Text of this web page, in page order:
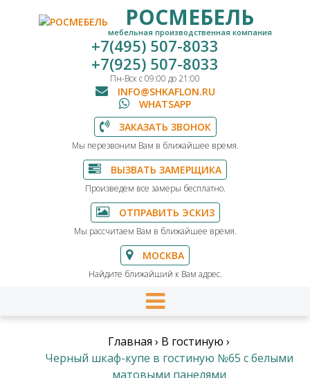
РОСМЕБЕЛЬ
мебельная производственная компания
+7(495) 507-8033
+7(925) 507-8033
Пн-Вск с 09:00 до 21:00
INFO@SHKAFLON.RU
WHATSAPP
ЗАКАЗАТЬ ЗВОНОК
Мы перезвоним Вам в ближайшее время.
ВЫЗВАТЬ ЗАМЕРЩИКА
Произведем все замеры бесплатно.
ОТПРАВИТЬ ЭСКИЗ
Мы рассчитаем Вам в ближайшее время.
МОСКВА
Найдите ближайший к Вам адрес.
Главная › В гостиную ›
Черный шкаф-купе в гостиную №65 с белыми
матовыми панелями